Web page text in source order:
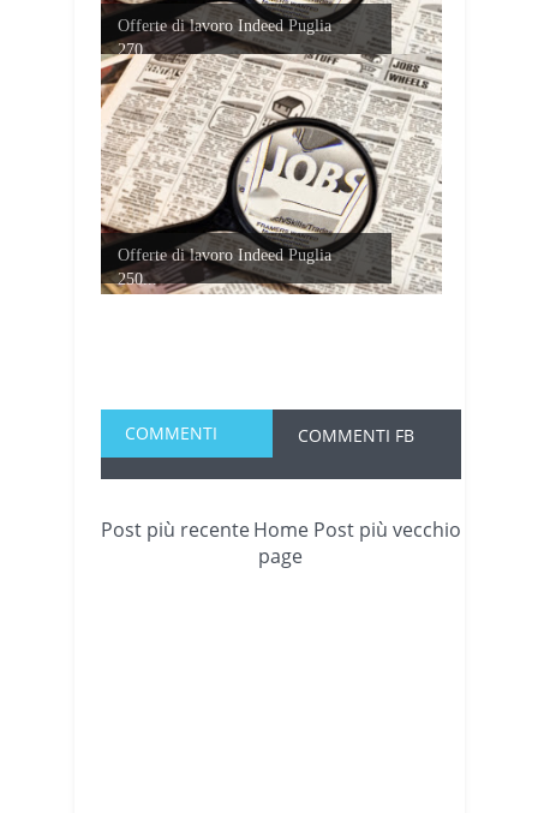
Offerte di lavoro Indeed Puglia
270...
Offerte di lavoro Indeed Puglia
250...
COMMENTI COMMENTI FB
Post più recente Post più vecchio
Home
page